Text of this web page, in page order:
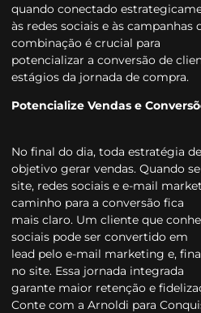
quando conectado
às redes sociais e às campanhas
combinação é crucial para
potencializar a conversão de
estágios da jornada de compra.
Potencialize Vendas e
No final do dia, toda estratégia
objetivo gerar vendas. Quando
site, redes sociais e e-mail
caminho para a conversão fica
mais claro. Um cliente que
sociais pode ser convertido em
lead pelo e-mail marketing e,
no site. Essa jornada integrada
garante maior retenção e
Conte com a Arnoldi para